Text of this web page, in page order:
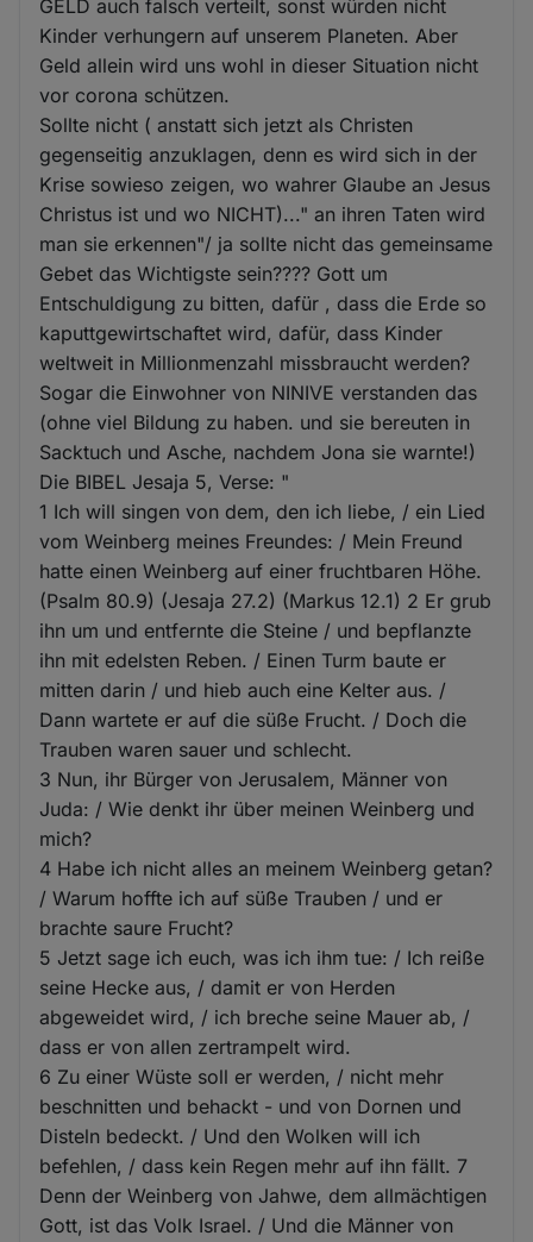
GELD auch falsch verteilt, sonst würden nicht
Kinder verhungern auf unserem Planeten. Aber
Geld allein wird uns wohl in dieser Situation nicht
vor corona schützen.
Sollte nicht ( anstatt sich jetzt als Christen
gegenseitig anzuklagen, denn es wird sich in der
Krise sowieso zeigen, wo wahrer Glaube an Jesus
Christus ist und wo NICHT)..." an ihren Taten wird
man sie erkennen"/ ja sollte nicht das gemeinsame
Gebet das Wichtigste sein???? Gott um
Entschuldigung zu bitten, dafür , dass die Erde so
kaputtgewirtschaftet wird, dafür, dass Kinder
weltweit in Millionmenzahl missbraucht werden?
Sogar die Einwohner von NINIVE verstanden das
(ohne viel Bildung zu haben. und sie bereuten in
Sacktuch und Asche, nachdem Jona sie warnte!)
Die BIBEL Jesaja 5, Verse: "
1 Ich will singen von dem, den ich liebe, / ein Lied
vom Weinberg meines Freundes: / Mein Freund
hatte einen Weinberg auf einer fruchtbaren Höhe.
(Psalm 80.9) (Jesaja 27.2) (Markus 12.1) 2 Er grub
ihn um und entfernte die Steine / und bepflanzte
ihn mit edelsten Reben. / Einen Turm baute er
mitten darin / und hieb auch eine Kelter aus. /
Dann wartete er auf die süße Frucht. / Doch die
Trauben waren sauer und schlecht.
3 Nun, ihr Bürger von Jerusalem, Männer von
Juda: / Wie denkt ihr über meinen Weinberg und
mich?
4 Habe ich nicht alles an meinem Weinberg getan?
/ Warum hoffte ich auf süße Trauben / und er
brachte saure Frucht?
5 Jetzt sage ich euch, was ich ihm tue: / Ich reiße
seine Hecke aus, / damit er von Herden
abgeweidet wird, / ich breche seine Mauer ab, /
dass er von allen zertrampelt wird.
6 Zu einer Wüste soll er werden, / nicht mehr
beschnitten und behackt - und von Dornen und
Disteln bedeckt. / Und den Wolken will ich
befehlen, / dass kein Regen mehr auf ihn fällt. 7
Denn der Weinberg von Jahwe, dem allmächtigen
Gott, ist das Volk Israel. / Und die Männer von